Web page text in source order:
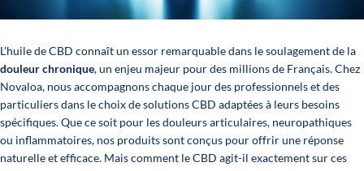
L’huile de CBD connaît un essor remarquable dans le soulagement de la
douleur chronique, un enjeu majeur pour des millions de Français. Chez
Novaloa, nous accompagnons chaque jour des professionnels et des
particuliers dans le choix de solutions CBD adaptées à leurs besoins
spécifiques. Que ce soit pour les douleurs articulaires, neuropathiques
ou inflammatoires, nos produits sont conçus pour offrir une réponse
naturelle et efficace. Mais comment le CBD agit-il exactement sur ces